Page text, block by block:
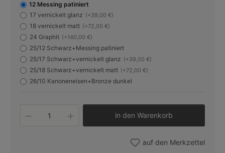
12 Messing patiniert
17 vernickelt glanz (+39,00 €)
18 vernickelt matt (+72,00 €)
24 Graphit (+140,00 €)
25/12 Schwarz+Messing patiniert
25/17 Schwarz+vernickelt glanz (+39,00 €)
25/18 Schwarz+vernickelt matt (+72,00 €)
26/10 Kanoneneisen+Bronze dunkel
Produkt Anzahl: Gib den
in den Warenkorb
auf den Merkzettel